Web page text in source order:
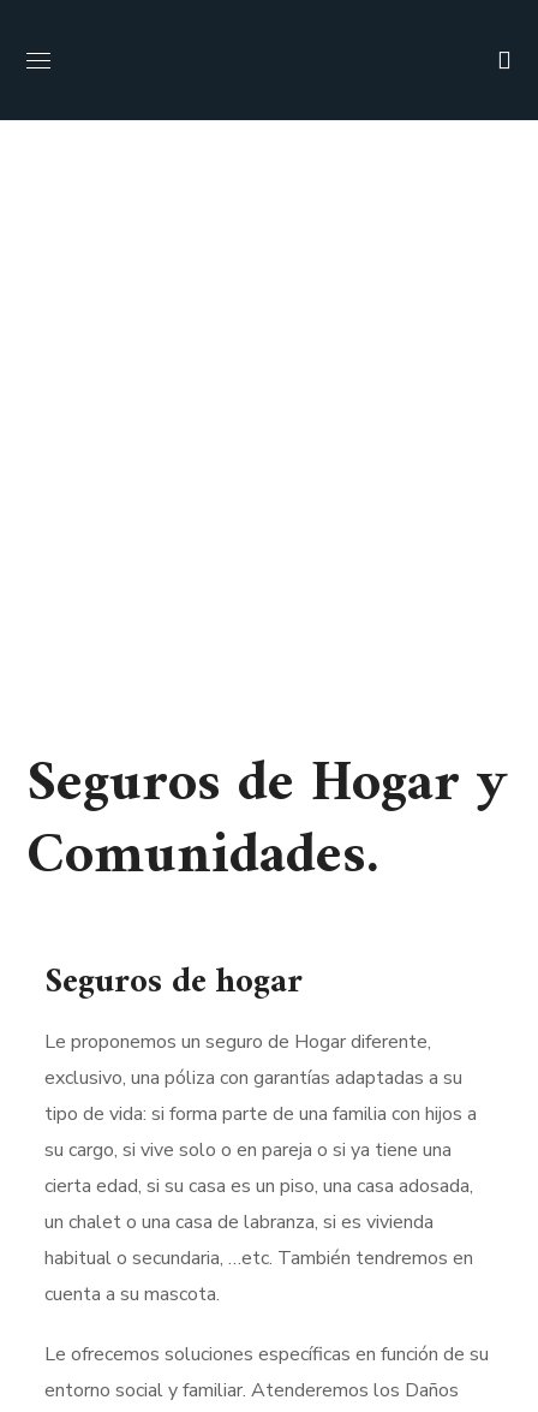
Seguros de Hogar y
Comunidades.
Seguros de hogar
Le proponemos un seguro de Hogar diferente,
exclusivo, una póliza con garantías adaptadas a su
tipo de vida: si forma parte de una familia con hijos a
su cargo, si vive solo o en pareja o si ya tiene una
cierta edad, si su casa es un piso, una casa adosada,
un chalet o una casa de labranza, si es vivienda
habitual o secundaria, …etc. También tendremos en
cuenta a su mascota.
Le ofrecemos soluciones específicas en función de su
entorno social y familiar. Atenderemos los Daños